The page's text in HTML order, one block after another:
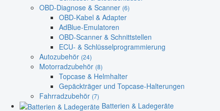
OBD-Diagnose & Scanner (6)
OBD-Kabel & Adapter
AdBlue-Emulatoren
OBD-Scanner & Schnittstellen
ECU- & Schlüsselprogrammierung
Autozubehör (24)
Motorradzubehör (8)
Topcase & Helmhalter
Gepäckträger und Topcase-Halterungen
Fahrradzubehör (7)
Batterien & Ladegeräte